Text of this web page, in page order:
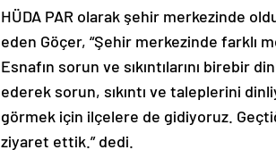
HÜDA PAR olarak şehir merkezinde
eden Göçer, “Şehir merkezinde farklı
Esnafın sorun ve sıkıntılarını birebir
ederek sorun, sıkıntı ve taleplerini
görmek için ilçelere de gidiyoruz.
ziyaret ettik.” dedi.